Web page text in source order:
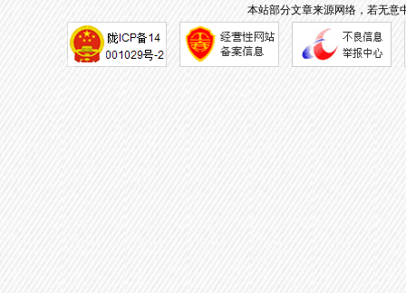
本站部分文章来源网络，若无意